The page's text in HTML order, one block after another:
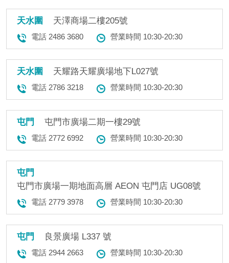
天水圍 天澤商場二樓205號
電話 2486 3680 營業時間 10:30-20:30
天水圍 天耀路天耀廣場地下L027號
電話 2786 3218 營業時間 10:30-20:30
屯門 屯門市廣場二期一樓29號
電話 2772 6992 營業時間 10:30-20:30
屯門
屯門市廣場一期地面高層 AEON 屯門店 UG08號
電話 2779 3978 營業時間 10:30-20:30
屯門 良景廣場 L337 號
電話 2944 2663 營業時間 10:30-20:30